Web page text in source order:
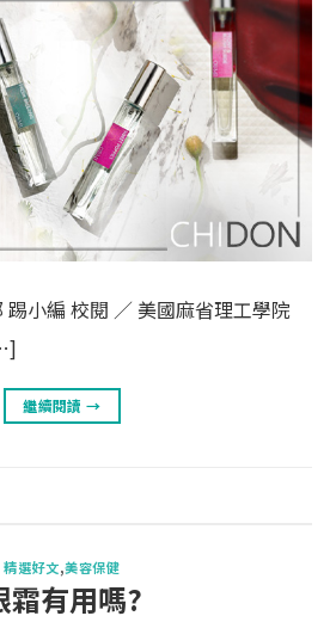
小編 校閱 ∕ 美國麻省理工學院
繼續閱讀→
精選好文,美容保健
霜有用嗎?